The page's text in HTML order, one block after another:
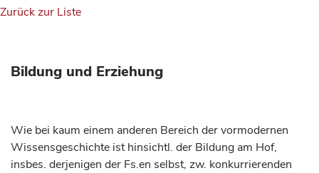
Zurück zur Liste
Bildung und Erziehung
Wie bei kaum einem anderen Bereich der vormodernen
Wissensgeschichte ist hinsichtl. der Bildung am Hof,
insbes. derjenigen der Fs.en selbst, zw. konkurrierenden